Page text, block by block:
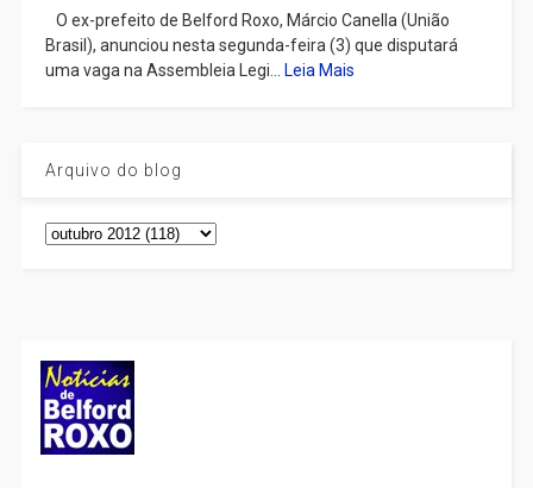
​ O ex-prefeito de Belford Roxo, Márcio Canella (União
Brasil), anunciou nesta segunda-feira (3) que disputará
uma vaga na Assembleia Legi...
Leia Mais
Arquivo do blog